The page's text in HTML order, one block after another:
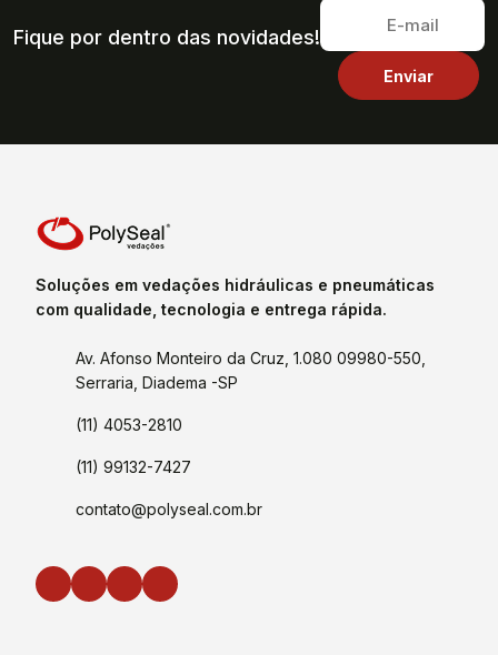
Fique por dentro das novidades!
Soluções em vedações hidráulicas e pneumáticas
com qualidade, tecnologia e entrega rápida.
Av. Afonso Monteiro da Cruz, 1.080 09980-550,
Serraria, Diadema -SP
(11) 4053-2810
(11) 99132-7427
contato@polyseal.com.br